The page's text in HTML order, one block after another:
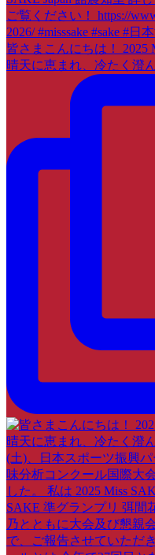
皆さまこんにちは！ 2025
晴天に恵まれ、冷たく澄